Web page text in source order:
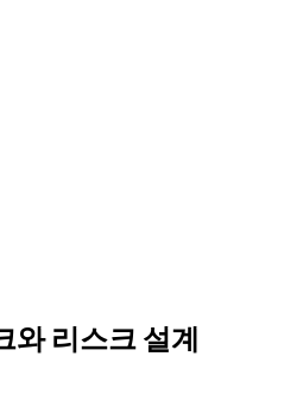
와 리스크 설계